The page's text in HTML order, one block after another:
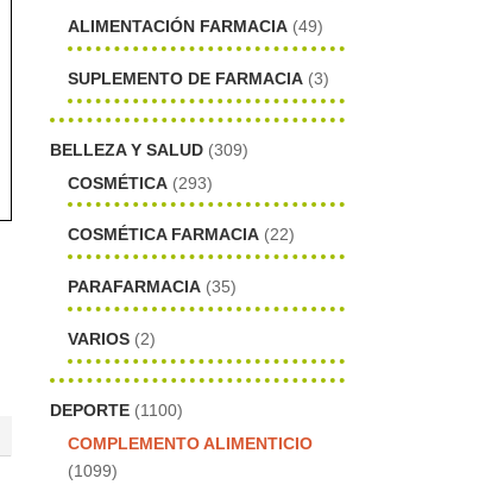
ALIMENTACIÓN FARMACIA (49)
SUPLEMENTO DE FARMACIA (3)
BELLEZA Y SALUD (309)
COSMÉTICA (293)
COSMÉTICA FARMACIA (22)
PARAFARMACIA (35)
VARIOS (2)
DEPORTE (1100)
COMPLEMENTO ALIMENTICIO
(1099)